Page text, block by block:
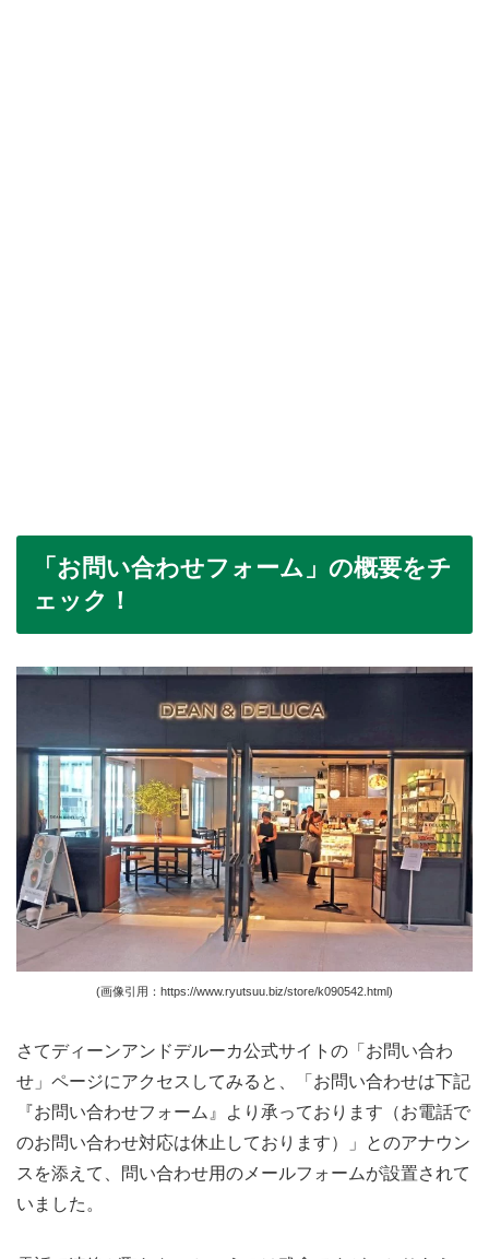
「お問い合わせフォーム」の概要をチ
ェック！
(画像引用：https://www.ryutsuu.biz/store/k090542.html)
さてディーンアンドデルーカ公式サイトの「お問い合わ
せ」ページにアクセスしてみると、「お問い合わせは下記
『お問い合わせフォーム』より承っております（お電話で
のお問い合わせ対応は休止しております）」とのアナウン
スを添えて、問い合わせ用のメールフォームが設置されて
いました。